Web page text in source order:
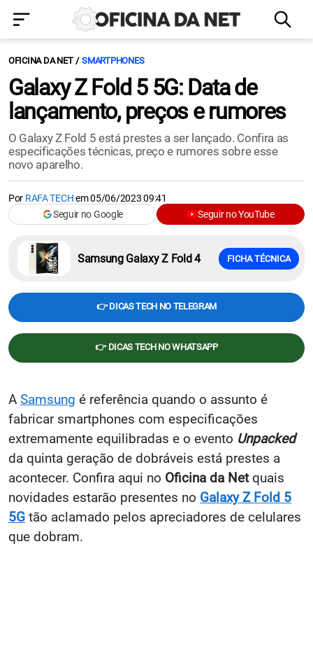
OFICINA DA NET SMARTPHONES
Galaxy Z Fold 5 5G: Data de
lançamento, preços e rumores
O Galaxy Z Fold 5 está prestes a ser lançado. Confira as
especificações técnicas, preço e rumores sobre esse
novo aparelho.
Por RAFA TECHem05/06/2023 09:41
Seguir no Google
Seguir no YouTube
Samsung Galaxy Z Fold 4 FICHA TÉCNICA
👉 DICAS TECH NO TELEGRAM
👉 DICAS TECH NO WHATSAPP
A Samsung é referência quando o assunto é
fabricar smartphones com especificações
extremamente equilibradas e o evento Unpacked
da quinta geração de dobráveis está prestes a
acontecer. Confira aqui no Oficina da Netquais
novidades estarão presentes no Galaxy Z Fold 5
5G tão aclamado pelos apreciadores de celulares
que dobram.